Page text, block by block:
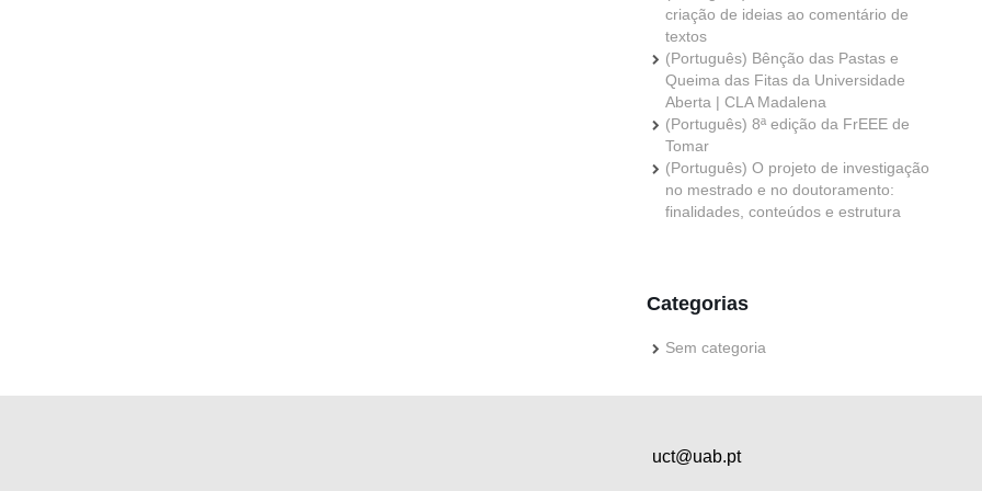
criação de ideias ao comentário de
textos
(Português) Bênção das Pastas e
Queima das Fitas da Universidade
Aberta | CLA Madalena
(Português) 8ª edição da FrEEE de
Tomar
(Português) O projeto de investigação
no mestrado e no doutoramento:
finalidades, conteúdos e estrutura
Categorias
Sem categoria
uct@uab.pt